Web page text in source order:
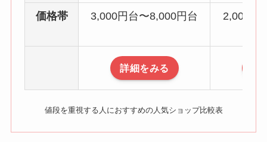
価格帯 3,000円台〜8,000円台 2,000円
詳細をみる
値段を重視する人におすすめの人気ショップ比較表